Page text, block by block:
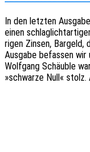
In den letz­ten
einen
ri­gen Zinsen, Bargeld,
Ausga­be befas­sen
Wolf­gang Schäub­le
»schwar­ze Null« stolz.